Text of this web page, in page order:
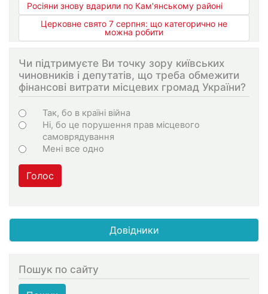
Росіяни знову вдарили по Кам'янському районі
Церковне свято 7 серпня: що категорично не
можна робити
Чи підтримуєте Ви точку зору київських
чиновників і депутатів, що треба обмежити
фінансові витрати місцевих громад України?
Варіанти
Так, бо в країні війна
Ні, бо це порушення прав місцевого
самоврядування
Мені все одно
Голос
Довідники
Пошук по сайту